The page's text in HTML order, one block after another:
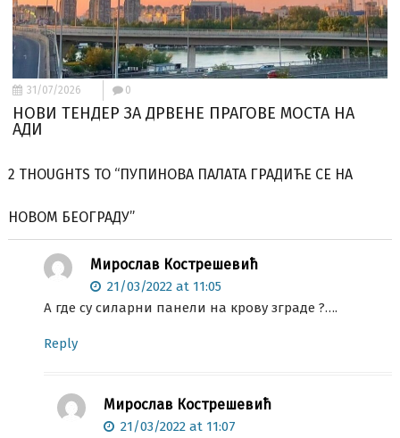
31/07/2026 0
НОВИ ТЕНДЕР ЗА ДРВЕНЕ ПРАГОВЕ МОСТА НА
АДИ
2 THOUGHTS TO “ПУПИНОВА ПАЛАТА ГРАДИЋЕ СЕ НА
НОВОМ БЕОГРАДУ”
Мирослав Кострешевић
21/03/2022 at 11:05
А где су силарни панели на крову зграде ?….
Reply
Мирослав Кострешевић
21/03/2022 at 11:07